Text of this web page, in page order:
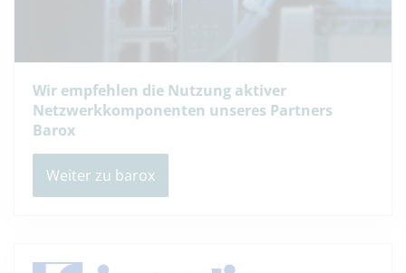
Wir empfehlen die Nutzung aktiver
Netzwerkkomponenten unseres Partners
Barox
Weiter zu barox